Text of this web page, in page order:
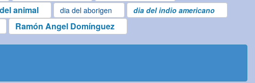
animal dia del aborigen
dia del indio americano
Ramón Angel Domínguez